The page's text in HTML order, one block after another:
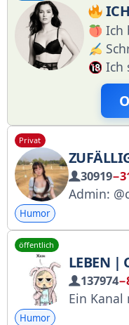
Ich
Ich
Privat
30919
Admin: @chemez1
Humor
öffentlich
LEBEN |
137974
Ein Kanal mit
Humor